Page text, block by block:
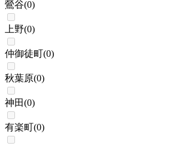
鶯谷(0)
上野(0)
仲御徒町(0)
秋葉原(0)
神田(0)
有楽町(0)